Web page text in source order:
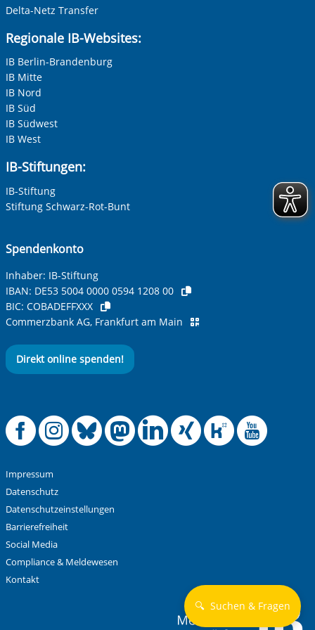
Ansprechpartnerin: Frau Gantumur
Telefon: 0049 - (0) 212 - 22139701 / 38212961
Fax: 0049 - (0) 212 - 64569838
E-Mail:
Bianca Emde
Telefon: 0049 - (0) 212 - 23067986
Mobil: 0157 80 58 9400
Beratungszeiten
montags bis freitags: 8 bis 12 Uhr
montags, dienstags, donnerstags 14 bis 17 Uhr
Angebotsanfang:
Nachname, Vorname*
Adresse (PLZ, Ort, Strasse)
Ihre E-Mail-Adresse
Ihre Telefonnummer
Betreff ihrer Anfrage
Ihre Nachricht*
Anti-Roboter-Verifizierung
Alle Informationen zum Schutz der Daten sind sind in
Delta-Netz Transfer
Regionale IB-Websites:
IB Berlin-Brandenburg
IB Mitte
IB Nord
IB Süd
IB Südwest
IB West
IB-Stiftungen:
IB-Stiftung
Stiftung Schwarz-Rot-Bunt
Spendenkonto
Inhaber: IB-Stiftung
IBAN: DE53 5004 0000 0594 1208 00
BIC: COBADEFFXXX
Commerzbank AG, Frankfurt am Main
Direkt online spenden!
Offizielle
Offizielle
Offizielle
Offizielle
Offizielle
Impressum
Datenschutz
Datenschutzeinstellungen
Barrierefreiheit
Social Media
Compliance & Meldewesen
Kontakt
🔍 Suchen & Fragen